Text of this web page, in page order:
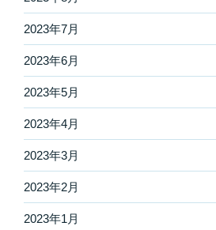
2023年7月
2023年6月
2023年5月
2023年4月
2023年3月
2023年2月
2023年1月